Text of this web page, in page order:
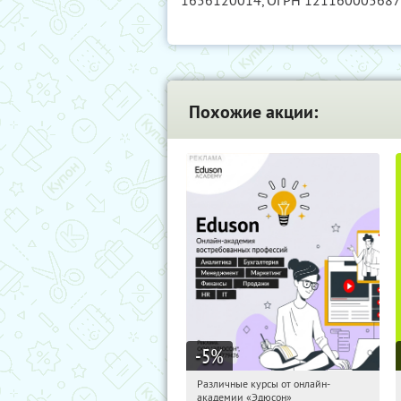
Похожие акции:
-5%
13:41:40 Получили:
Различные курсы от онлайн-
академии «Эдюсон»